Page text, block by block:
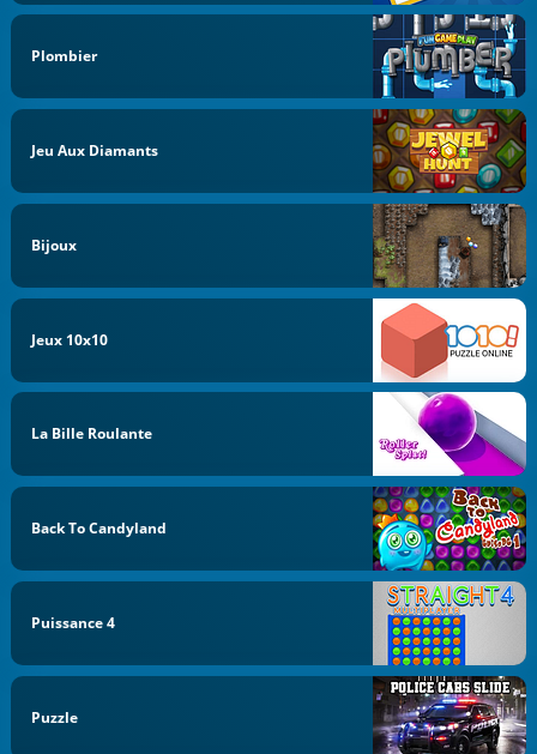
Plombier
Jeu Aux Diamants
Bijoux
Jeux 10x10
La Bille Roulante
Back To Candyland
Puissance 4
Puzzle